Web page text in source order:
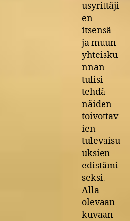
usyrittäji
en
itsensä
ja muun
yhteisku
nnan
tulisi
tehdä
näiden
toivottav
ien
tulevaisu
uksien
edistämi
seksi.
Alla
olevaan
kuvaan